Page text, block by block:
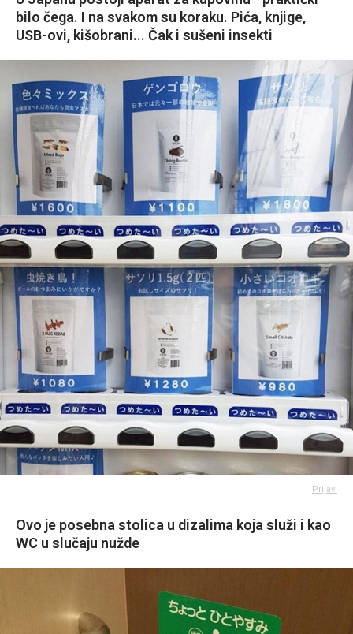
bilo čega. I na svakom su koraku. Pića, knjige,
USB-ovi, kišobrani... Čak i sušeni insekti
Prijavi
Ovo je posebna stolica u dizalima koja služi i kao
WC u slučaju nužde